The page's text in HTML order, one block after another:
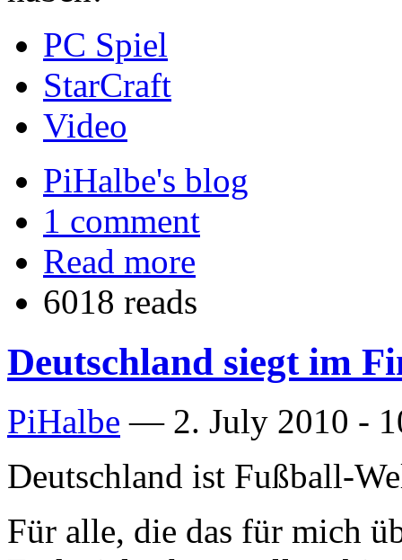
PC Spiel
StarCraft
Video
PiHalbe's blog
1 comment
Read more
6018 reads
Deutschland siegt im
PiHalbe — 2. July 2010 -
Deutschland ist Fußball-
Für alle, die das für mich